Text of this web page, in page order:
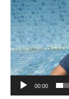
00:00